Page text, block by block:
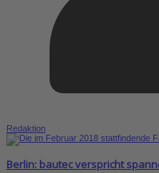
Redaktion
Berlin: bautec verspricht